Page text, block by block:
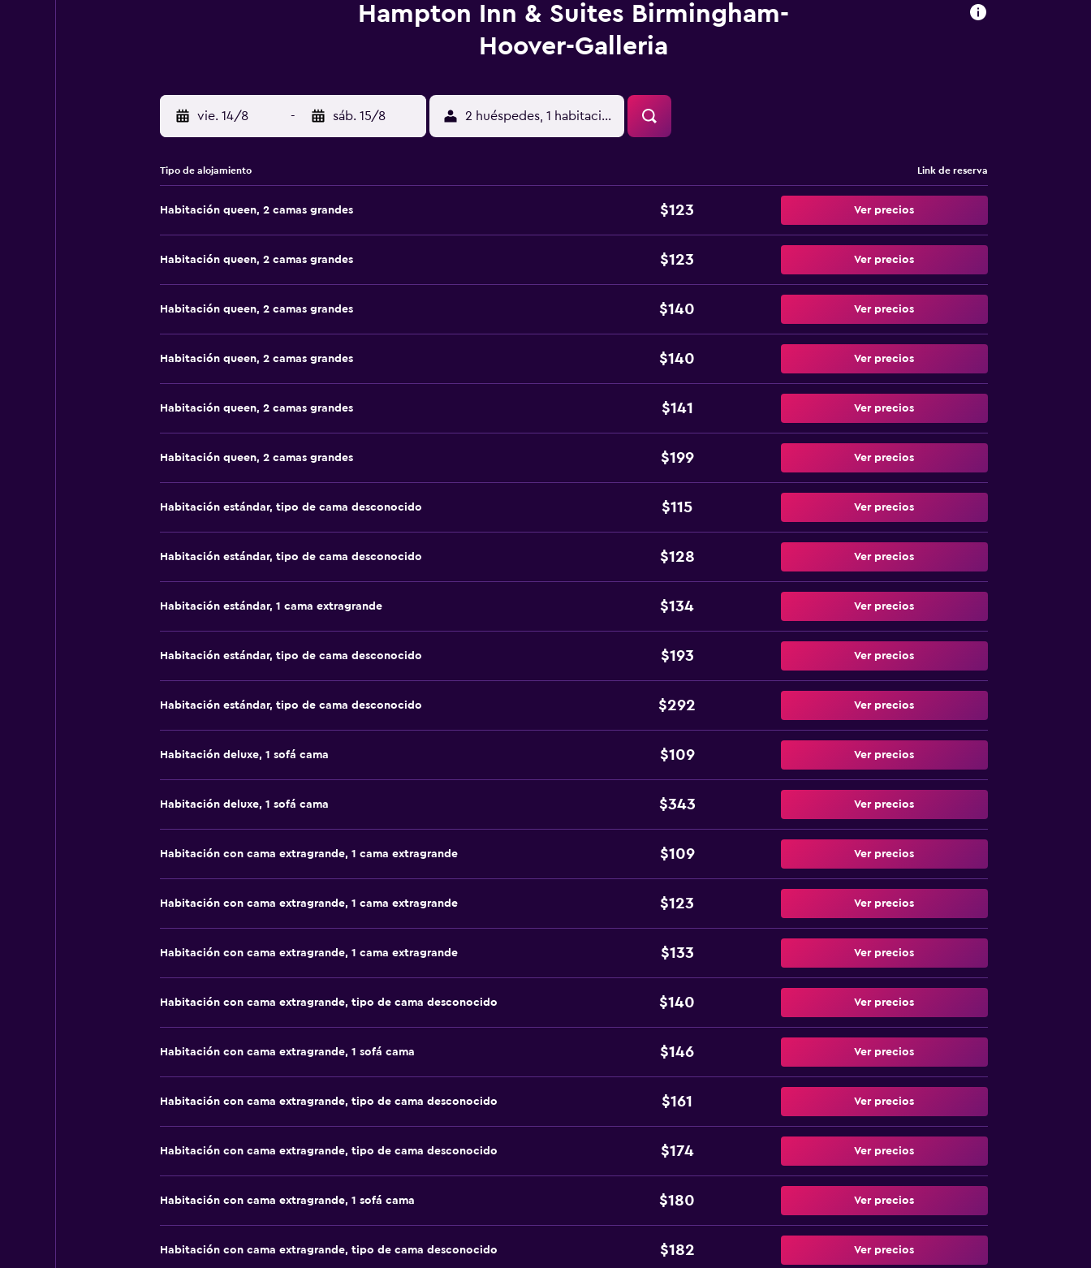
Hampton Inn & Suites Birmingham-
Hoover-Galleria
vie. 14/8 - sáb. 15/8 2 huéspedes, 1 habitación
Tipo de alojamiento Link de reserva
Habitación queen, 2 camas grandes $123 Ver precios
Habitación queen, 2 camas grandes $123 Ver precios
Habitación queen, 2 camas grandes $140 Ver precios
Habitación queen, 2 camas grandes $140 Ver precios
Habitación queen, 2 camas grandes $141 Ver precios
Habitación queen, 2 camas grandes $199 Ver precios
Habitación estándar, tipo de cama desconocido $115 Ver precios
Habitación estándar, tipo de cama desconocido $128 Ver precios
Habitación estándar, 1 cama extragrande $134 Ver precios
Habitación estándar, tipo de cama desconocido $193 Ver precios
Habitación estándar, tipo de cama desconocido $292 Ver precios
Habitación deluxe, 1 sofá cama $109 Ver precios
Habitación deluxe, 1 sofá cama $343 Ver precios
Habitación con cama extragrande, 1 cama extragrande $109 Ver precios
Habitación con cama extragrande, 1 cama extragrande $123 Ver precios
Habitación con cama extragrande, 1 cama extragrande $133 Ver precios
Habitación con cama extragrande, tipo de cama desconocido $140 Ver precios
Habitación con cama extragrande, 1 sofá cama $146 Ver precios
Habitación con cama extragrande, tipo de cama desconocido $161 Ver precios
Habitación con cama extragrande, tipo de cama desconocido $174 Ver precios
Habitación con cama extragrande, 1 sofá cama $180 Ver precios
Habitación con cama extragrande, tipo de cama desconocido $182 Ver precios